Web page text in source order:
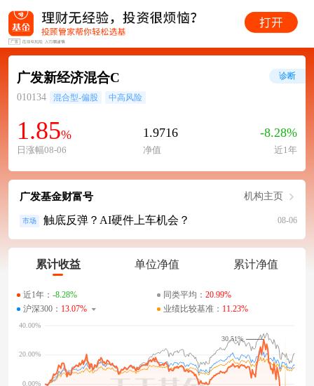
广发新经济混合C
010134 混合型-偏股 中高风险
1.85%
日涨幅08-06
1.9716
净值
-8.28%
近1年
诊断
广发基金财富号 机构主页
市场 触底反弹？AI硬件上车机会？ 08-06
累计收益 单位净值 累计净值
近1年： -8.28% 同类平均： 20.99%
沪深300： 13.07% 业绩比较基准： 11.23%
30.51%